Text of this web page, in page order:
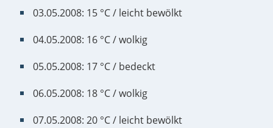
03.05.2008: 15 °C / leicht bewölkt
04.05.2008: 16 °C / wolkig
05.05.2008: 17 °C / bedeckt
06.05.2008: 18 °C / wolkig
07.05.2008: 20 °C / leicht bewölkt